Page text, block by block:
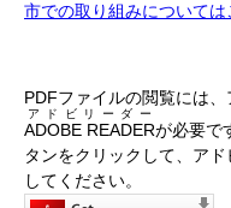
市での取り組みについては
PDFファイルの閲覧には
ADOBE READER
アドビリーダー
が必要で
タンをクリックして、ア
してください。